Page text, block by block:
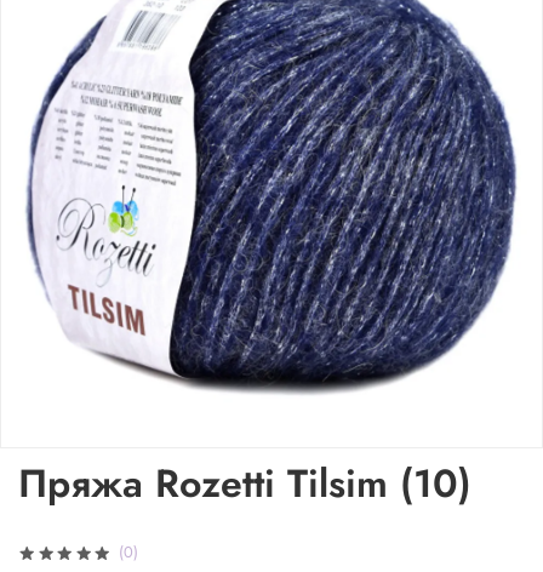
(0)
Пряжа Rozetti Tilsim (10)